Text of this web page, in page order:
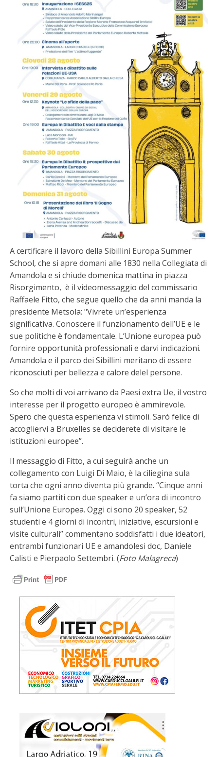
A certificare il lavoro della Sibillini Europa Summer
School, che si apre domani alle 1830 nella Collegiata di
Amandola e si chiude domenica mattina in piazza
Risorgimento, è il videomessaggio del commissario
Raffaele Fitto, che segue quello che da anni manda la
presidente Metsola: "Vivrete un’esperienza
significativa. Conoscere il funzionamento dell’UE e le
sue politiche è fondamentale. L’Unione europea può
fornire opportunità professionali e darvi indicazioni.
Amandola e il parco dei Sibillini meritano di essere
riconosciuti per bellezza e calore delel persone.
So che molti di voi arrivano da Paesi extra Ue, il vostro
interesse per il progetto europeo è ammirevole.
Spero che questa esperienza vi stimoli. Sarò felice di
accogliervi a Bruxelles se deciderete di visitare le
istituzioni europee”.
Il messaggio di Fitto, a cui seguirà anche un
collegamento con Luigi Di Maio, è la ciliegina sula
torta che ogni anno diventa più grande. “Cinque anni
fa siamo partiti con due speaker e un’ora di incontro
sull’Unione Europea. Oggi ci sono 20 speaker, 52
studenti e 4 giorni di incontri, iniziative, escursioni e
visite culturali” commentano soddisfatti i due ideatori,
entrambi funzionari UE e amandolesi doc, Daniele
Calisti e Pierpaolo Settembri. (Foto Malagreca)